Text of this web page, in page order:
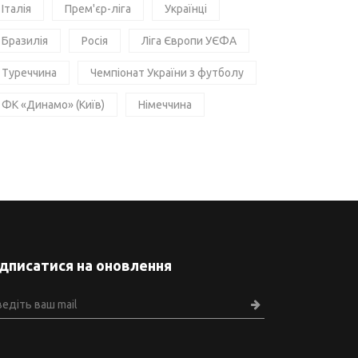
Італія Прем'єр-ліга Українці
Бразилія Росія Ліга Європи УЄФА
Туреччина Чемпіонат України з футболу
ФК «Динамо» (Київ) Німеччина
на оновлення